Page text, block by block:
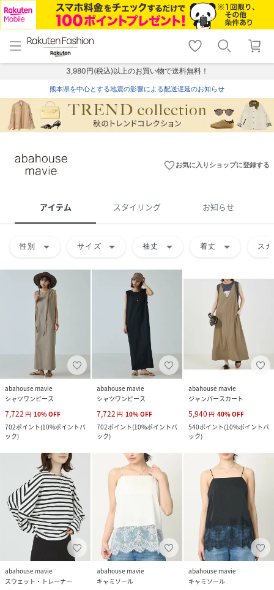
menu home
トップ
shopping_cart lock_outline
ログイン
3,980円(税込)以上のお買い物で送料無料！
熊本県を中心とする地震の影響による配送遅延のお知らせ
favorite_borderお気に入りショップに登録する
アイテム スタイリング お知らせ
性別 arrow_drop_down サイズ arrow_drop_down 袖丈 arrow_drop_down 着丈 arrow_drop_down ス
abahouse mavie
シャツワンピース
7,722 円 10%OFF
702ポイント(10%ポイントバ
ック)
abahouse mavie
シャツワンピース
7,722 円 10%OFF
702ポイント(10%ポイントバ
ック)
abahouse mavie
ジャンパースカート
5,940 円 40%OFF
540ポイント(10%ポイントバ
ック)
abahouse mavie
スウェット・トレーナー
abahouse mavie
キャミソール
abahouse mavie
キャミソール